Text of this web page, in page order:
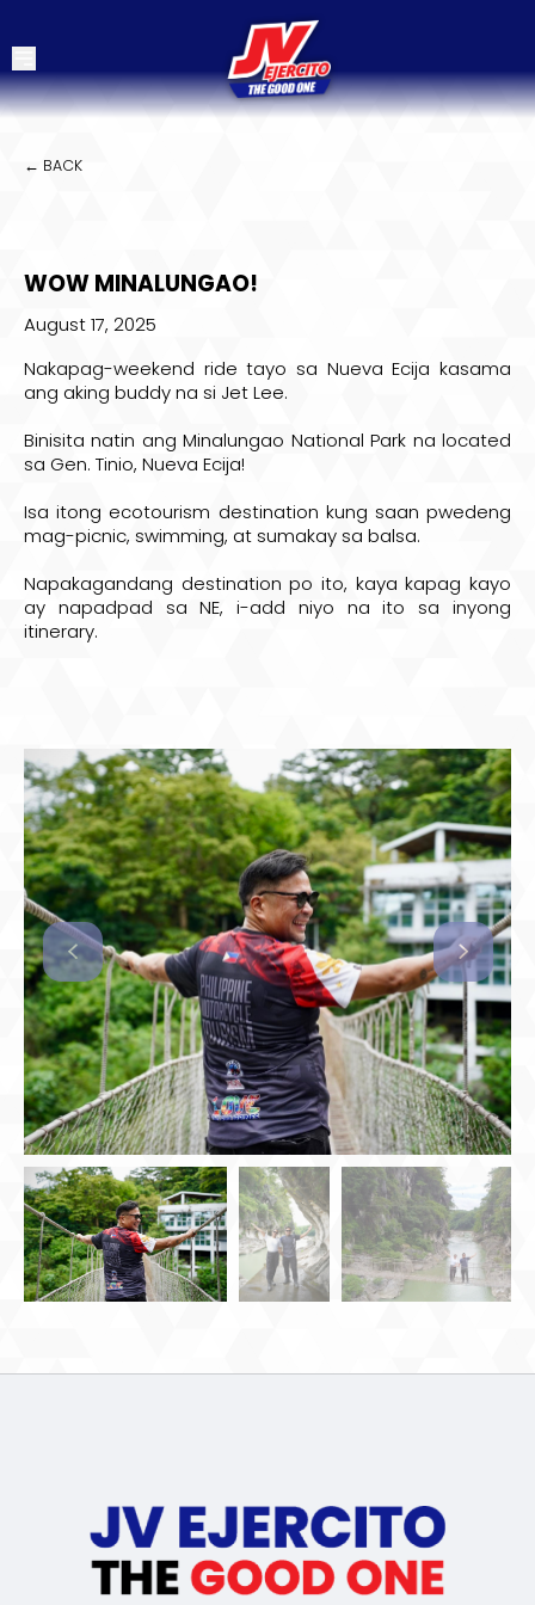
← BACK
WOW MINALUNGAO!
August 17, 2025
Nakapag-weekend ride tayo sa Nueva Ecija kasama
ang aking buddy na si Jet Lee.
Binisita natin ang Minalungao National Park na located
sa Gen. Tinio, Nueva Ecija!
Isa itong ecotourism destination kung saan pwedeng
mag-picnic, swimming, at sumakay sa balsa.
Napakagandang destination po ito, kaya kapag kayo
ay napadpad sa NE, i-add niyo na ito sa inyong
itinerary.